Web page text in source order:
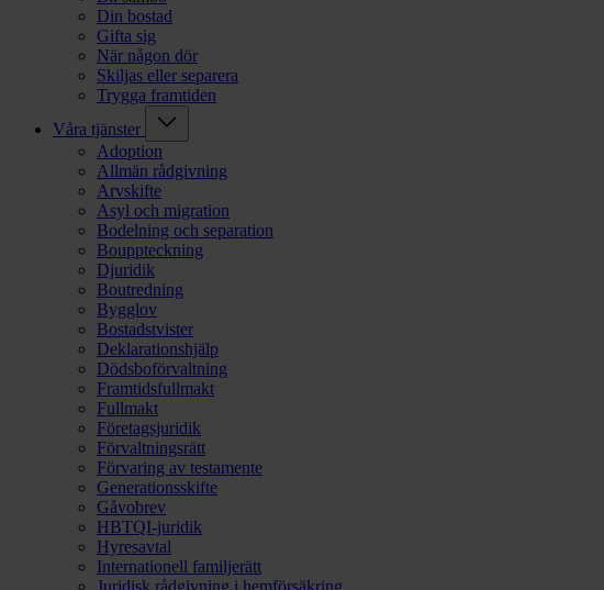
Din bostad
Gifta sig
När någon dör
Skiljas eller separera
Trygga framtiden
Våra tjänster
Adoption
Allmän rådgivning
Arvskifte
Asyl och migration
Bodelning och separation
Bouppteckning
Djuridik
Boutredning
Bygglov
Bostadstvister
Deklarationshjälp
Dödsboförvaltning
Framtidsfullmakt
Fullmakt
Företagsjuridik
Förvaltningsrätt
Förvaring av testamente
Generationsskifte
Gåvobrev
HBTQI-juridik
Hyresavtal
Internationell familjerätt
Juridisk rådgivning i hemförsäkring